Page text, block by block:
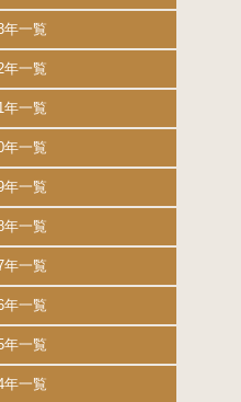
年一覧
年一覧
年一覧
年一覧
年一覧
年一覧
年一覧
年一覧
年一覧
年一覧